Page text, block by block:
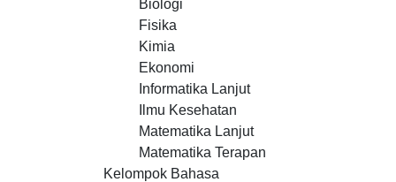
Biologi
Fisika
Kimia
Ekonomi
Informatika Lanjut
Ilmu Kesehatan
Matematika Lanjut
Matematika Terapan
Kelompok Bahasa